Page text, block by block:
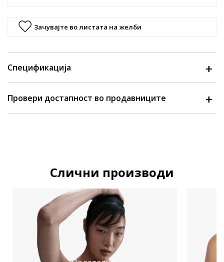
Зачувајте во листата на желби
Спецификација
Провери достапност во продавниците
Слични производи